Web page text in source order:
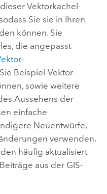
Vektorkachel-
Sie sie in Ihren
können. Sie
die angepasst
Beispiel-Vektor-
sowie weitere
Aussehens der
einfache
Neuentwürfe,
verwenden.
häufig aktualisiert
aus der GIS-